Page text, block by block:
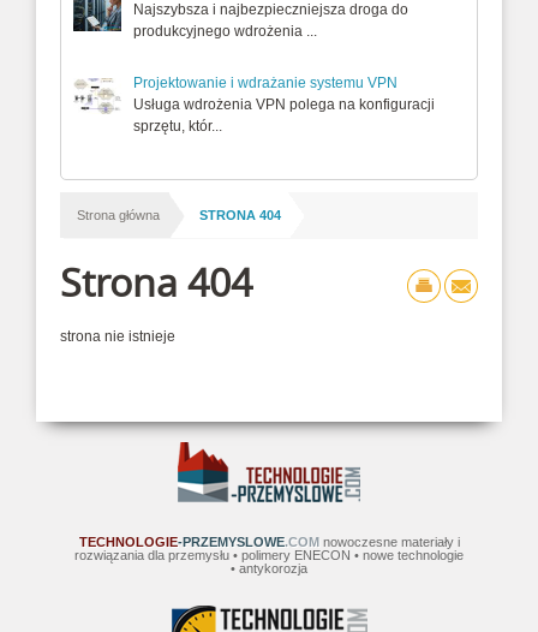
Najszybsza i najbezpieczniejsza droga do
produkcyjnego wdrożenia ...
Projektowanie i wdrażanie systemu VPN
Usługa wdrożenia VPN polega na konfiguracji
sprzętu, któr...
Strona główna STRONA 404
Strona 404
strona nie istnieje
TECHNOLOGIE-PRZEMYSLOWE.COMnowoczesne materiały i
rozwiązania dla przemysłu • polimery ENECON • nowe technologie
• antykorozja